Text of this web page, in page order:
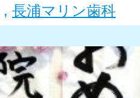
, 長浦マリン歯科